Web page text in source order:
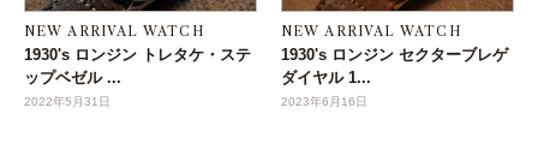
NEW ARRIVAL WATCH
1930's ロンジン トレタケ・ステ
ップベゼル ...
2022年5月31日
NEW ARRIVAL WATCH
1930's ロンジン セクターブレゲ
ダイヤル 1...
2023年6月16日